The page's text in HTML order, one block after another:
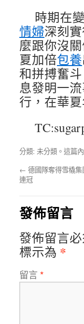
時期在
情婦深刻
麼跟你沒
夏加倍包養
和拼搏奮
息發明一
行，在華
分類: 未分類。這篇
← 德國隊奪得雪橇
連冠
發佈留言
發佈留言
標示為 *
留言 *